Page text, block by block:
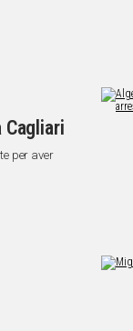
Cagliari
per aver